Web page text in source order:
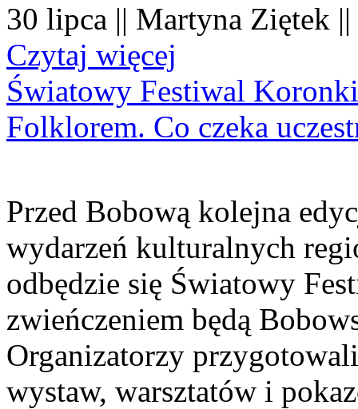
30 lipca || Martyna Ziętek
Czytaj więcej
Światowy Festiwal
Folklorem. Co czeka
Przed Bobową kolejna
wydarzeń kulturalnych
odbędzie się Światowy
zwieńczeniem będą
Organizatorzy
wystaw, warsztatów i